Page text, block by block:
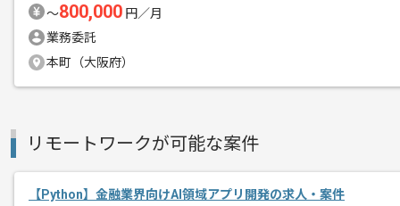
〜800,000 円／月
業務委託
本町（大阪府）
リモートワークが可能な案件
【Python】金融業界向けAI領域アプリ開発の求人・案件